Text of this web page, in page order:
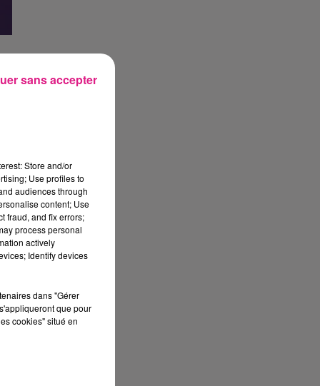
Store and/or
Use profiles to
audiences through
content; Use
fraud, and fix errors;
process personal
actively
Identify devices
dans "Gérer
que pour
cookies" situé en
sans accepter